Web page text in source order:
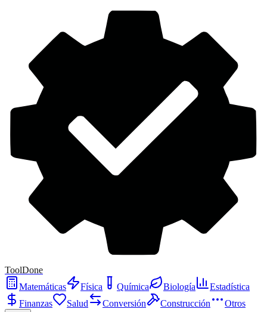
ToolDone
Matemáticas
Física Química Biología
Estadística
Finanzas
Salud Conversión Construcción Otros